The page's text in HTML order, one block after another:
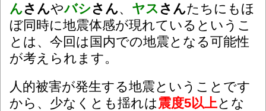
んさんやバシさん、 ヤス さんたちにもほ
ぼ同時に地震体感が現れているというこ
とは、今回は国内での地震となる可能性
が考えられます。
人的被害が発生する地震ということです
から、少なくとも揺れは 震度5以上とな